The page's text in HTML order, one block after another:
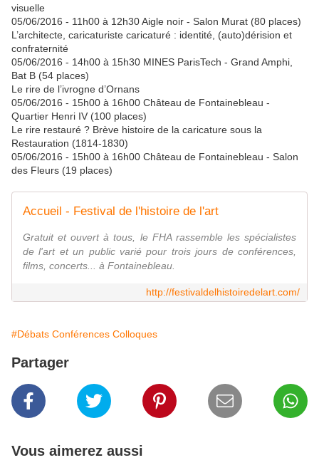
visuelle
05/06/2016 - 11h00 à 12h30 Aigle noir - Salon Murat (80 places)
L’architecte, caricaturiste caricaturé : identité, (auto)dérision et
confraternité
05/06/2016 - 14h00 à 15h30 MINES ParisTech - Grand Amphi,
Bat B (54 places)
Le rire de l’ivrogne d’Ornans
05/06/2016 - 15h00 à 16h00 Château de Fontainebleau -
Quartier Henri IV (100 places)
Le rire restauré ? Brève histoire de la caricature sous la
Restauration (1814-1830)
05/06/2016 - 15h00 à 16h00 Château de Fontainebleau - Salon
des Fleurs (19 places)
Accueil - Festival de l'histoire de l'art
Gratuit et ouvert à tous, le FHA rassemble les spécialistes
de l'art et un public varié pour trois jours de conférences,
films, concerts... à Fontainebleau.
http://festivaldelhistoiredelart.com/
#Débats Conférences Colloques
Partager
Vous aimerez aussi